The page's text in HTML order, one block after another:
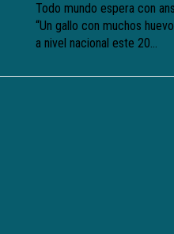
Todo mundo espera con
“Un gallo con muchos
a nivel nacional este 20...